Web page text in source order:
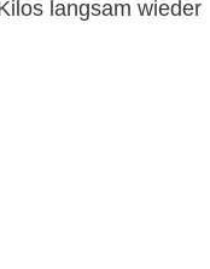
langsam wieder